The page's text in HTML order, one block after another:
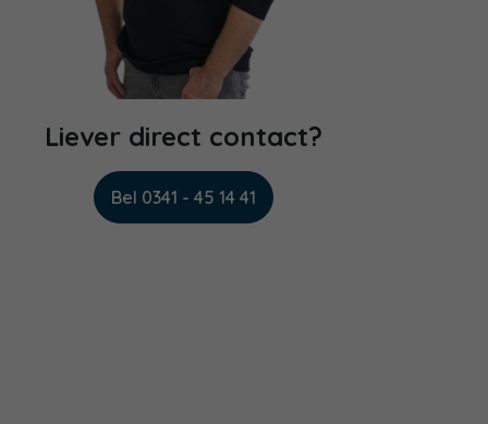
Liever direct contact?
Bel 0341 - 45 14 41